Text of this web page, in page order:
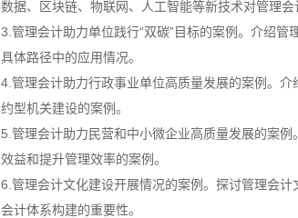
数据、区块链、物联网、人工智能等新技术对管理会
3.管理会计助力单位践行“双碳”目标的案例。介绍
具体路径中的应用情况。
4.管理会计助力行政事业单位高质量发展的案例。
约型机关建设的案例。
5.管理会计助力民营和中小微企业高质量发展的案
效益和提升管理效率的案例。
6.管理会计文化建设开展情况的案例。探讨管理会
会计体系构建的重要性。